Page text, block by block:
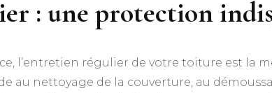
: une protection
l’entretien régulier de votre toiture est la
au nettoyage de la couverture, au